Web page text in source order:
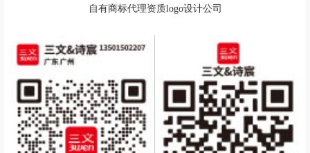
自有商标代理资质logo设计公司